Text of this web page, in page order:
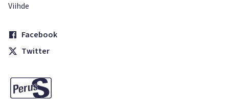
Viihde
Facebook
Twitter